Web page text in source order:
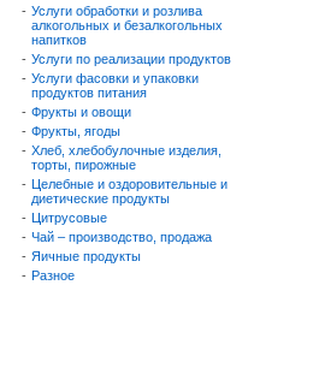
- Услуги обработки и розлива
алкогольных и безалкогольных
напитков
- Услуги по реализации продуктов
- Услуги фасовки и упаковки
продуктов питания
- Фрукты и овощи
- Фрукты, ягоды
- Хлеб, хлебобулочные изделия,
торты, пирожные
- Целебные и оздоровительные и
диетические продукты
- Цитрусовые
- Чай – производство, продажа
- Яичные продукты
- Разное